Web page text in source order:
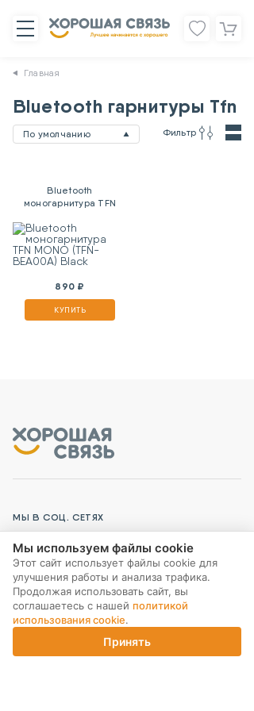
Главная
Bluetooth гарнитуры Tfn
По умолчанию Фильтр
Bluetooth
моногарнитура TFN
Black
890 ₽
КУПИТЬ
Корзина
МЫ В СОЦ. СЕТЯХ
ПОДПИСКА НА РАССЫЛКУ
Мы используем файлы cookie
Этот сайт использует файлы cookie для
улучшения работы и анализа трафика.
Продолжая использовать сайт, вы
соглашаетесь с нашей политикой
использования cookie.
Принять